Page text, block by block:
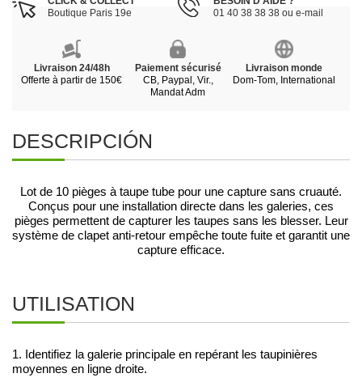
Boutique Paris 19e
01 40 38 38 38 ou e-mail
Livraison 24/48h
Offerte à partir de 150€
Paiement sécurisé
CB, Paypal, Vir.,
Mandat Adm
Livraison monde
Dom-Tom, International
DESCRIPCIÓN
Lot de 10 pièges à taupe tube pour une capture sans cruauté.
Conçus pour une installation directe dans les galeries, ces
pièges permettent de capturer les taupes sans les blesser. Leur
système de clapet anti-retour empêche toute fuite et garantit une
capture efficace.
UTILISATION
1. Identifiez la galerie principale en repérant les taupinières
moyennes en ligne droite.